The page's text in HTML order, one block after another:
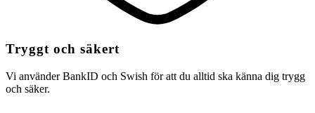
Tryggt och säkert
Vi använder BankID och Swish för att du alltid ska känna dig trygg
och säker.